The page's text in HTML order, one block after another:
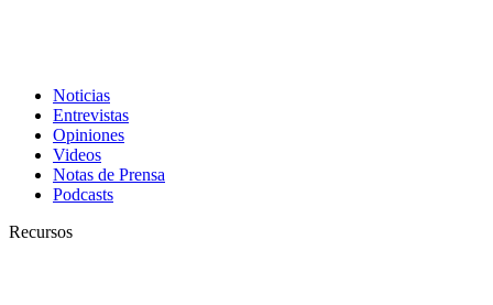
Noticias
Entrevistas
Opiniones
Videos
Notas de Prensa
Podcasts
Recursos